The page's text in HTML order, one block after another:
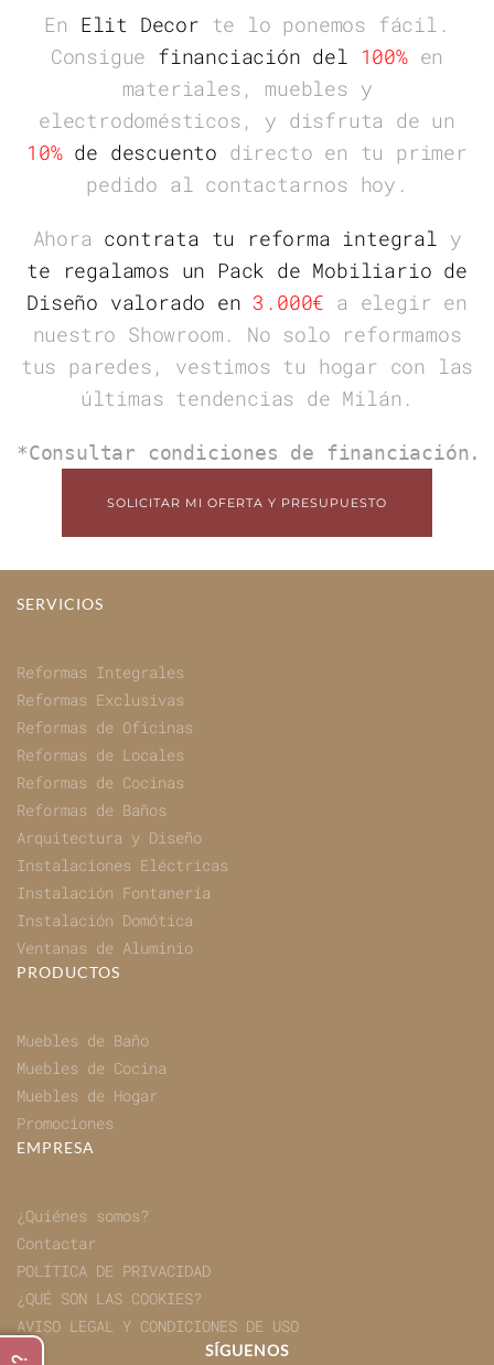
En Elit Decor te lo ponemos fácil.
Consigue financiación del 100% en
materiales, muebles y
electrodomésticos, y disfruta de un
10%de descuento directo en tu primer
pedido al contactarnos hoy.
Ahora contrata tu reforma integral y
te regalamos un Pack de Mobiliario de
Diseño valorado en 3.000€ a elegir en
nuestro Showroom. No solo reformamos
tus paredes, vestimos tu hogar con las
últimas tendencias de Milán.
*Consultar condiciones de financiación.
SOLICITAR MI OFERTA Y PRESUPUESTO
SERVICIOS
Reformas Integrales
Reformas Exclusivas
Reformas de Oficinas
Reformas de Locales
Reformas de Cocinas
Reformas de Baños
Arquitectura y Diseño
Instalaciones Eléctricas
Instalación Fontanería
Instalación Domótica
Ventanas de Aluminio
PRODUCTOS
Muebles de Baño
Muebles de Cocina
Muebles de Hogar
Promociones
EMPRESA
¿Quiénes somos?
Contactar
POLÍTICA DE PRIVACIDAD
¿QUÉ SON LAS COOKIES?
AVISO LEGAL Y CONDICIONES DE USO
SÍGUENOS